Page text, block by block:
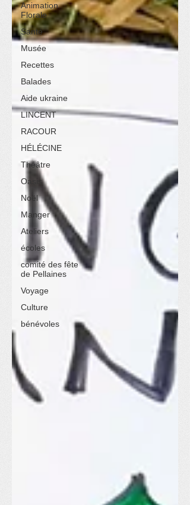
Animation
Florale
Santé
Musée
Recettes
Balades
Aide ukraine
LINCENT
RACOUR
HÉLÉCINE
Théâtre
Oasis
Noël
Manger
Ateliers
écoles
comité des fête
de Pellaines
Voyage
Culture
bénévoles